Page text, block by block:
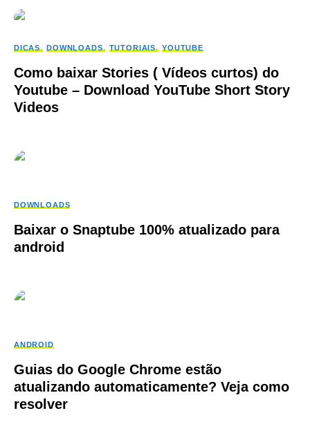
DICAS DOWNLOADS TUTORIAIS YOUTUBE
Como baixar Stories ( Vídeos curtos) do
Youtube – Download YouTube Short Story
Videos
DOWNLOADS
Baixar o Snaptube 100% atualizado para
android
ANDROID
Guias do Google Chrome estão
atualizando automaticamente? Veja como
resolver